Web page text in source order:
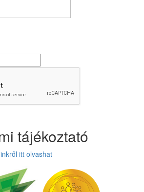
tájékoztató
itt olvashat